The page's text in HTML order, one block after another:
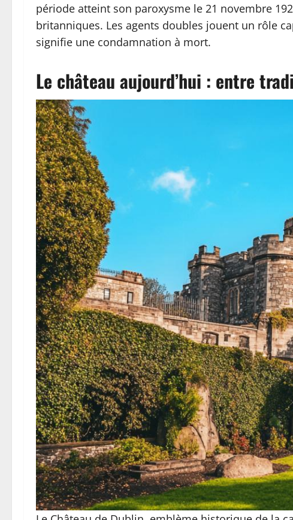
période atteint son paroxysme le 21 novembre
britanniques. Les agents doubles jouent un rôle
signifie une condamnation à mort.
Le château aujourd’hui : entre